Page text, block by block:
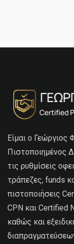
Είμαι ο Γεώργιος
Πιστοποιημένος
τις ρυθμίσεις
τράπεζες, funds
πιστοποιήσεις
CPN και Certified
καθώς και